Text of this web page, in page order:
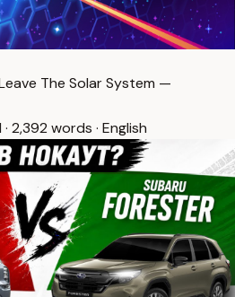
The Solar System —
2,392 words · English